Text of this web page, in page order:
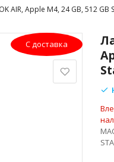
AIR, Apple M4, 24 GB, 512 GB
С доставка